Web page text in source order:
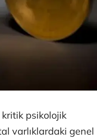
psikolojik
varlıklardaki genel